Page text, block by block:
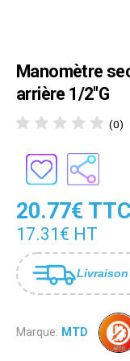
Manomètre
arrière 1/2"G
(0)
20.77€ TTC
17.31€ HT
Livraison
Marque: MTD